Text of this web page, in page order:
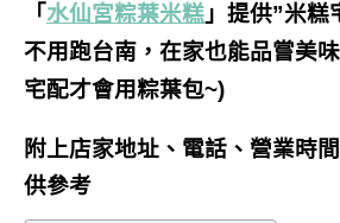
「水仙宮粽葉米糕 」 提供”米糕
不用跑台南，在家也能品嘗美
宅配才會用粽葉包~)
附上店家地址、電話、營業時
供參考